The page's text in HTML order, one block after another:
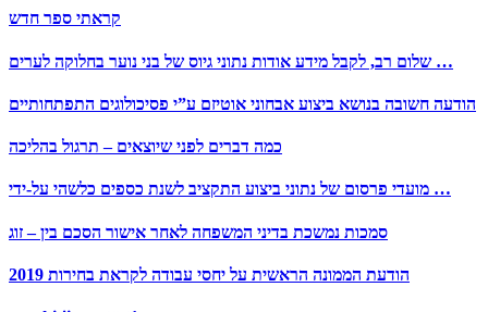
קראתי ספר חדש
שלום רב, לקבל מידע אודות נתוני גיוס של בני נוער בחלוקה לערים …
הודעה חשובה בנושא ביצוע אבחוני אוטיזם ע”י פסיכולוגים התפתחותיים
כמה דברים לפני שיוצאים – תרגול בהליכה
מועדי פרסום של נתוני ביצוע התקציב לשנת כספים כלשהי על-ידי …
סמכות נמשכת בדיני המשפחה לאחר אישור הסכם בין – זוג
הודעת הממונה הראשית על יחסי עבודה לקראת בחירות 2019